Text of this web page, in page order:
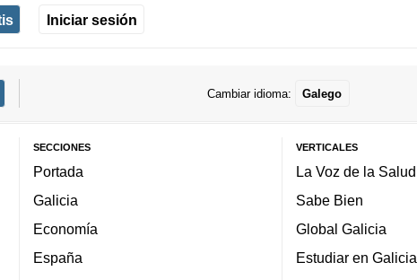
Iniciar sesión
Cambiar idioma: Galego
SECCIONES
Portada
Galicia
Economía
España
VERTICALES
La Voz de la Salud
Sabe Bien
Global Galicia
Estudiar en Galicia